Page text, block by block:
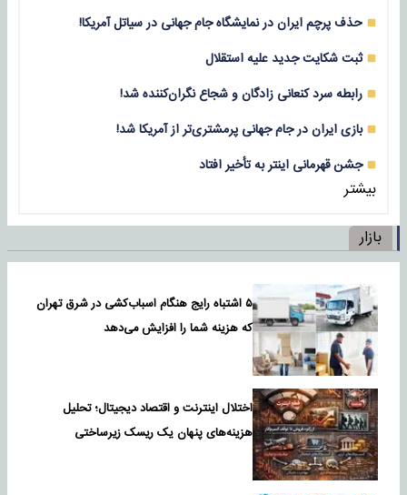
حذف پرچم ایران در نمایشگاه جام جهانی در سیاتل آمریکا!
ثبت شکایت جدید علیه استقلال
رابطه سرد کنعانی زادگان و شجاع نگران‌کننده شد!
بازی‌ ایران در جام جهانی پرمشتری‌تر از آمریکا شد!
جشن قهرمانی اینتر به تأخیر افتاد
بیشتر
بازار
۵ اشتباه رایج هنگام اسباب‌کشی در شرق تهران
که هزینه شما را افزایش می‌دهد
اختلال اینترنت و اقتصاد دیجیتال؛ تحلیل
هزینه‌های پنهان یک ریسک زیرساختی